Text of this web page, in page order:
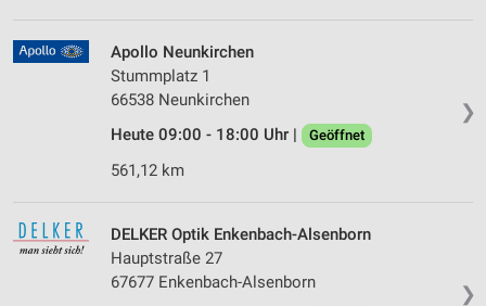
❯
Apollo Neunkirchen
Stummplatz 1
66538 Neunkirchen
Heute 09:00 - 18:00 Uhr |
Geöffnet
561,12 km
❯
DELKER Optik Enkenbach-Alsenborn
Hauptstraße 27
67677 Enkenbach-Alsenborn